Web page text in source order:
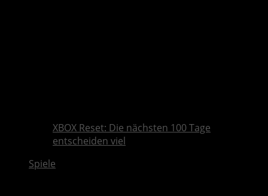
XBOX Reset: Die nächsten 100 Tage
entscheiden viel
Spiele